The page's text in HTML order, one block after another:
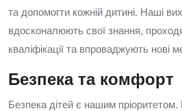
та допомогти кожній дитині. Наші
вдосконалюють свої знання,
кваліфікації та впроваджують нові
Безпека та комфорт
Безпека дітей є нашим